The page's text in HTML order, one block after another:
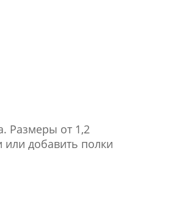
Размеры от 1,2
добавить полки